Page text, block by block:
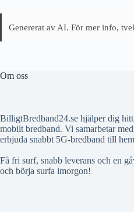
Genererat av AI. För mer info,
Om oss
BilligtBredband24.se hjälper dig
mobilt bredband. Vi samarbetar
erbjuda snabbt 5G-bredband till
Få fri surf, snabb leverans och en
och börja surfa imorgon!